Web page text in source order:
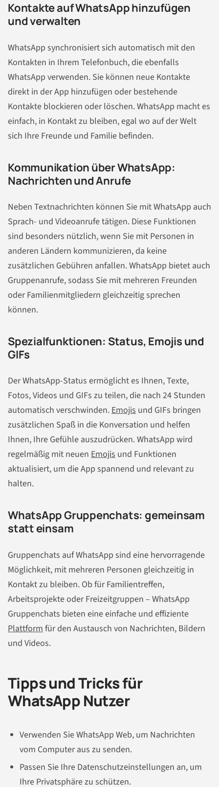
Kontakte auf WhatsApp hinzufügen
und verwalten
WhatsApp synchronisiert sich automatisch mit den
Kontakten in Ihrem Telefonbuch, die ebenfalls
WhatsApp verwenden. Sie können neue Kontakte
direkt in der App hinzufügen oder bestehende
Kontakte blockieren oder löschen. WhatsApp macht es
einfach, in Kontakt zu bleiben, egal wo auf der Welt
sich Ihre Freunde und Familie befinden.
Kommunikation über WhatsApp:
Nachrichten und Anrufe
Neben Textnachrichten können Sie mit WhatsApp auch
Sprach- und Videoanrufe tätigen. Diese Funktionen
sind besonders nützlich, wenn Sie mit Personen in
anderen Ländern kommunizieren, da keine
zusätzlichen Gebühren anfallen. WhatsApp bietet auch
Gruppenanrufe, sodass Sie mit mehreren Freunden
oder Familienmitgliedern gleichzeitig sprechen
können.
Spezialfunktionen: Status, Emojis und
GIFs
Der WhatsApp-Status ermöglicht es Ihnen, Texte,
Fotos, Videos und GIFs zu teilen, die nach 24 Stunden
automatisch verschwinden.Emojis und GIFs bringen
zusätzlichen Spaß in die Konversation und helfen
Ihnen, Ihre Gefühle auszudrücken. WhatsApp wird
regelmäßig mit neuen Emojis und Funktionen
aktualisiert, um die App spannend und relevant zu
halten.
WhatsApp Gruppenchats: gemeinsam
statt einsam
Gruppenchats auf WhatsApp sind eine hervorragende
Möglichkeit, mit mehreren Personen gleichzeitig in
Kontakt zu bleiben. Ob für Familientreffen,
Arbeitsprojekte oder Freizeitgruppen – WhatsApp
Gruppenchats bieten eine einfache und effiziente
Plattform für den Austausch von Nachrichten, Bildern
und Videos.
Tipps und Tricks für
WhatsApp Nutzer
Verwenden Sie WhatsApp Web, um Nachrichten
vom Computer aus zu senden.
Passen Sie Ihre Datenschutzeinstellungen an, um
Ihre Privatsphäre zu schützen.